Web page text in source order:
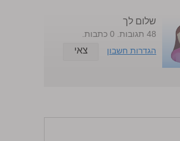
שלום לך
48 תגובות. 0 כתבות.
הגדרות חשבון
צאי